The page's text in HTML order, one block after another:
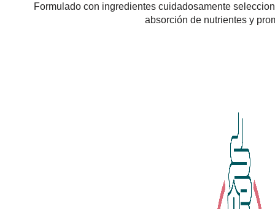
Formulado con ingredientes cuidadosamente
absorción de nutrientes y